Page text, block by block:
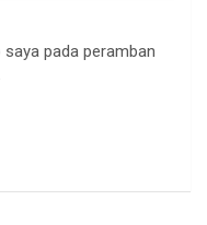
pada peramban